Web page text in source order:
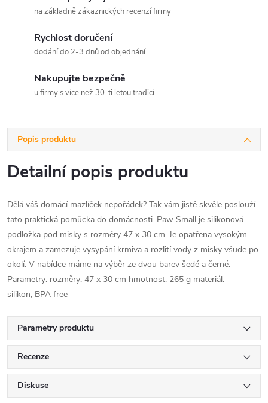
na základně zákaznických recenzí firmy
Rychlost doručení
dodání do 2-3 dnů od objednání
Nakupujte bezpečně
u firmy s více než 30-ti letou tradicí
Popis produktu
Detailní popis produktu
Dělá váš domácí mazlíček nepořádek? Tak vám jistě skvěle poslouží
tato praktická pomůcka do domácnosti. Paw Small je silikonová
podložka pod misky s rozměry 47 x 30 cm. Je opatřena vysokým
okrajem a zamezuje vysypání krmiva a rozlití vody z misky všude po
okolí. V nabídce máme na výběr ze dvou barev šedé a černé.
Parametry: rozměry: 47 x 30 cm hmotnost: 265 g materiál:
silikon, BPA free
Parametry produktu
Recenze
Diskuse